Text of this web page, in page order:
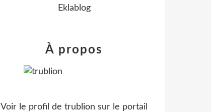
Eklablog
À propos
Voir le profil de trublion sur le portail